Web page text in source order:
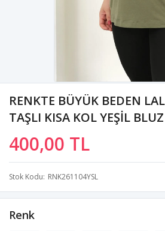
RENKTE BÜYÜK BEDEN
TAŞLI KISA KOL YEŞİL BLUZ
400,00 TL
Stok Kodu RNK261104YSL
Renk